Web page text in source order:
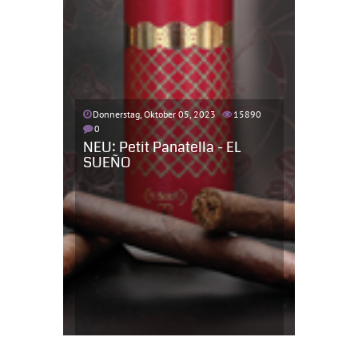
Donnerstag, Oktober 05, 2023
15890
0
NEU: Petit Panatella - EL
SUEÑO